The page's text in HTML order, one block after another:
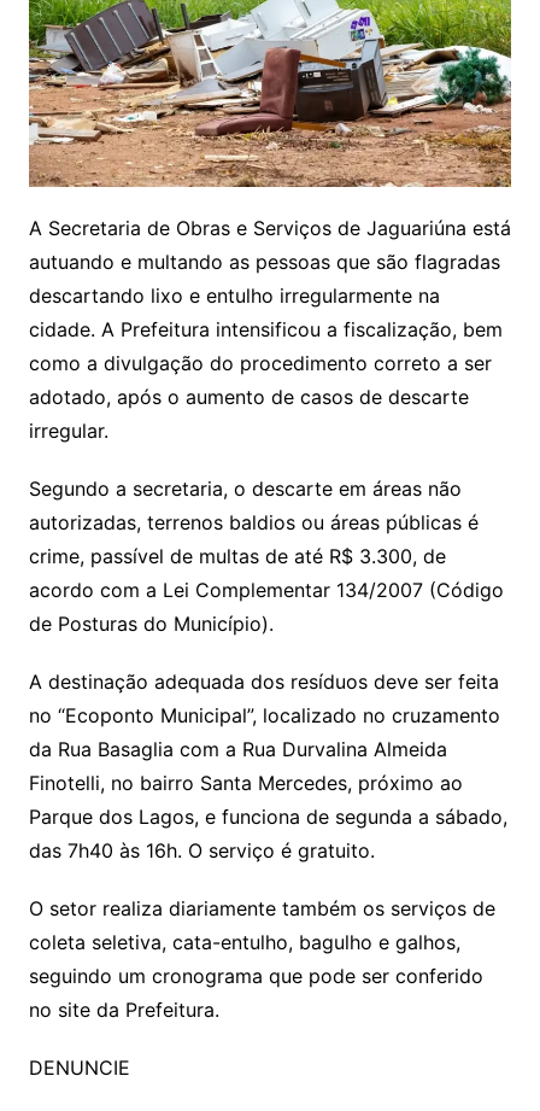
A Secretaria de Obras e Serviços de Jaguariúna está
autuando e multando as pessoas que são flagradas
descartando lixo e entulho irregularmente na
cidade. A Prefeitura intensificou a fiscalização, bem
como a divulgação do procedimento correto a ser
adotado, após o aumento de casos de descarte
irregular.
Segundo a secretaria, o descarte em áreas não
autorizadas, terrenos baldios ou áreas públicas é
crime, passível de multas de até R$ 3.300, de
acordo com a Lei Complementar 134/2007 (Código
de Posturas do Município).
A destinação adequada dos resíduos deve ser feita
no “Ecoponto Municipal”, localizado no cruzamento
da Rua Basaglia com a Rua Durvalina Almeida
Finotelli, no bairro Santa Mercedes, próximo ao
Parque dos Lagos, e funciona de segunda a sábado,
das 7h40 às 16h. O serviço é gratuito.
O setor realiza diariamente também os serviços de
coleta seletiva, cata-entulho, bagulho e galhos,
seguindo um cronograma que pode ser conferido
no site da Prefeitura.
DENUNCIE